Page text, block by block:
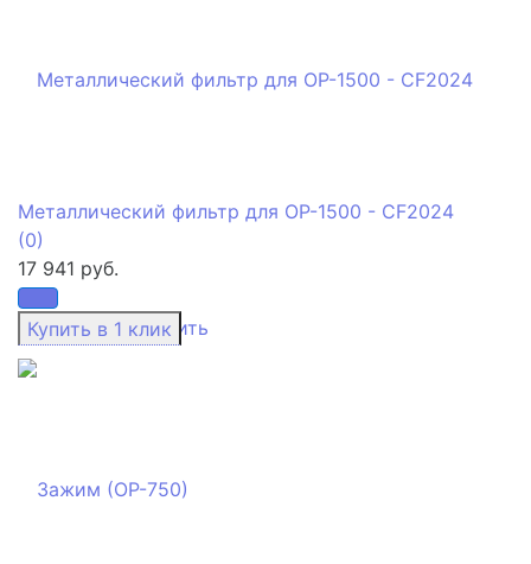
избранное сравнить
Металлический фильтр для ОР-1500 - CF2024
(0)
17 941 руб.